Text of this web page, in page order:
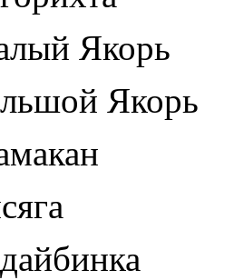
Якорь
Якорь